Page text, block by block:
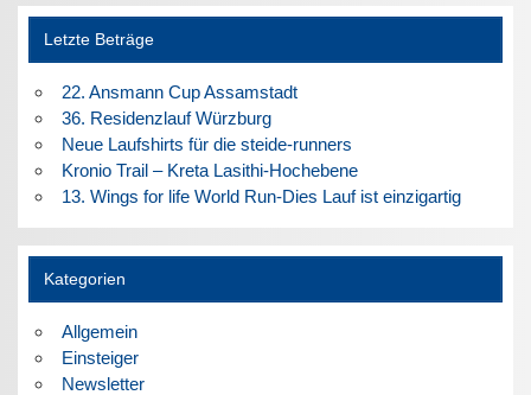
Letzte Beträge
22. Ansmann Cup Assamstadt
36. Residenzlauf Würzburg
Neue Laufshirts für die steide-runners
Kronio Trail – Kreta Lasithi-Hochebene
13. Wings for life World Run-Dies Lauf ist einzigartig
Kategorien
Allgemein
Einsteiger
Newsletter